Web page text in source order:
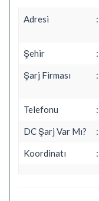
Adresi :
Şehir :
Şarj Firması :
Telefonu :
DC Şarj Var Mı? :
Koordinatı :